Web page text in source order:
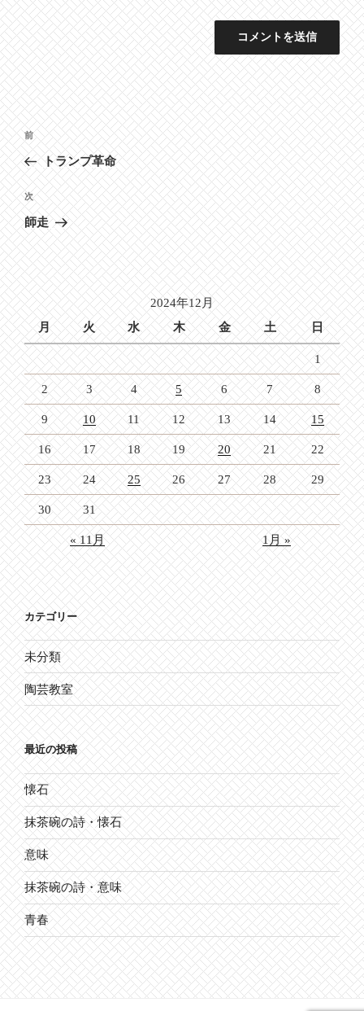
投
稿
ナ
ビ
ゲ
ー
シ
ョ
ン
前
の
投
稿
前
トランプ革命
次
の
投
稿
次
師走
2024年12月
月
火 水 木 金 土 日
1
2 3 4 5 6 7 8
9 10 11 12 13 14 15
16 17 18 19 20 21 22
23 24 25 26 27 28 29
30 31
« 11月 1月 »
カテゴリー
未分類
陶芸教室
最近の投稿
懐石
抹茶碗の詩・懐石
意味
抹茶碗の詩・意味
青春